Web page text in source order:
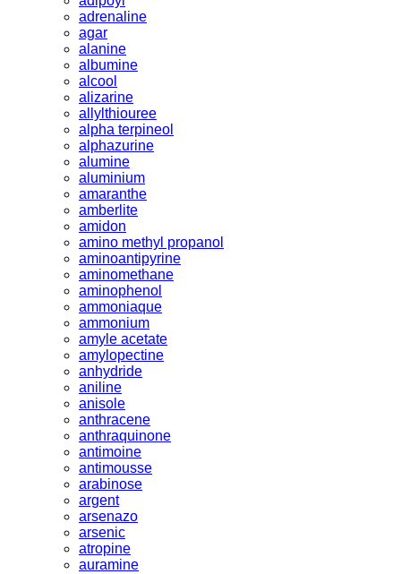
adrenaline
agar
alanine
albumine
alcool
alizarine
allylthiouree
alpha terpineol
alphazurine
alumine
aluminium
amaranthe
amberlite
amidon
amino methyl propanol
aminoantipyrine
aminomethane
aminophenol
ammoniaque
ammonium
amyle acetate
amylopectine
anhydride
aniline
anisole
anthracene
anthraquinone
antimoine
antimousse
arabinose
argent
arsenazo
arsenic
atropine
auramine